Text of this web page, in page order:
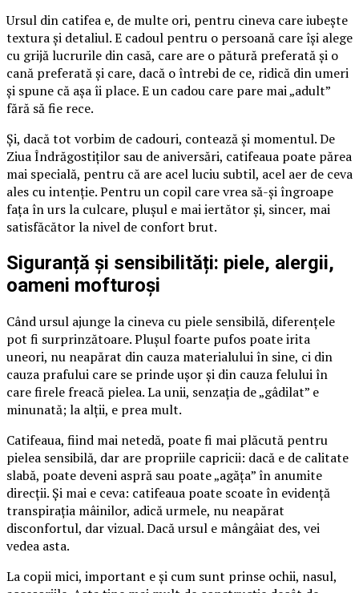
Ursul din catifea e, de multe ori, pentru cineva care iubește
textura și detaliul. E cadoul pentru o persoană care își alege
cu grijă lucrurile din casă, care are o pătură preferată și o
cană preferată și care, dacă o întrebi de ce, ridică din umeri
și spune că așa îi place. E un cadou care pare mai „adult”
fără să fie rece.
Și, dacă tot vorbim de cadouri, contează și momentul. De
Ziua Îndrăgostiților sau de aniversări, catifeaua poate părea
mai specială, pentru că are acel luciu subtil, acel aer de ceva
ales cu intenție. Pentru un copil care vrea să-și îngroape
fața în urs la culcare, plușul e mai iertător și, sincer, mai
satisfăcător la nivel de confort brut.
Siguranță și sensibilități: piele, alergii,
oameni mofturoși
Când ursul ajunge la cineva cu piele sensibilă, diferențele
pot fi surprinzătoare. Plușul foarte pufos poate irita
uneori, nu neapărat din cauza materialului în sine, ci din
cauza prafului care se prinde ușor și din cauza felului în
care firele freacă pielea. La unii, senzația de „gâdilat” e
minunată; la alții, e prea mult.
Catifeaua, fiind mai netedă, poate fi mai plăcută pentru
pielea sensibilă, dar are propriile capricii: dacă e de calitate
slabă, poate deveni aspră sau poate „agăța” în anumite
direcții. Și mai e ceva: catifeaua poate scoate în evidență
transpirația mâinilor, adică urmele, nu neapărat
disconfortul, dar vizual. Dacă ursul e mângâiat des, vei
vedea asta.
La copii mici, important e și cum sunt prinse ochii, nasul,